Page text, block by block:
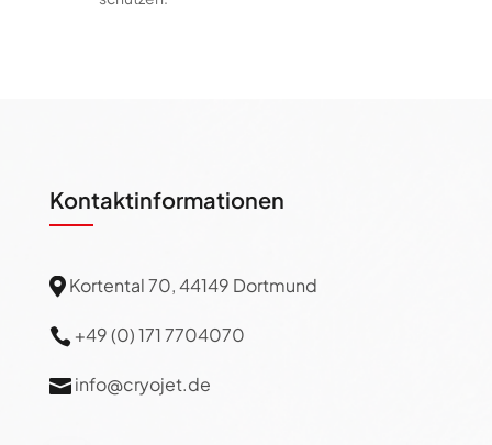
Kontaktinformationen
 Kortental 70, 44149 Dortmund
 +49 (0) 171 7704070
 info@cryojet.de